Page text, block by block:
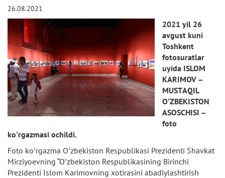
26.08.2021
2021 yil 26
avgust kuni
Toshkent
fotosuratlar
uyida ISLOM
KАRIMOV –
MUSTАQIL
OʼZBEKISTON
АSOSCHISI –
foto
koʼrgazmasi ochildi.
Foto koʼrgazma Oʼzbekiston Respublikasi Prezidenti Shavkat
Mirziyoevning “Oʼzbekiston Respublikasining Birinchi
Prezidenti Islom Karimovning xotirasini abadiylashtirish